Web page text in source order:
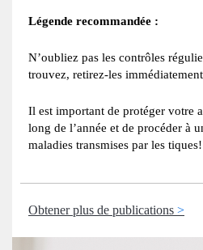
Légende recommandée :
N’oubliez pas les contrôles
trouvez, retirez-les
Il est important de protéger votre
long de l’année et de procéder à
maladies transmises par les tiques!
Obtener plus de publications